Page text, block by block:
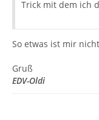
Trick mit dem ich
So etwas ist mir
Gruß
EDV-Oldi